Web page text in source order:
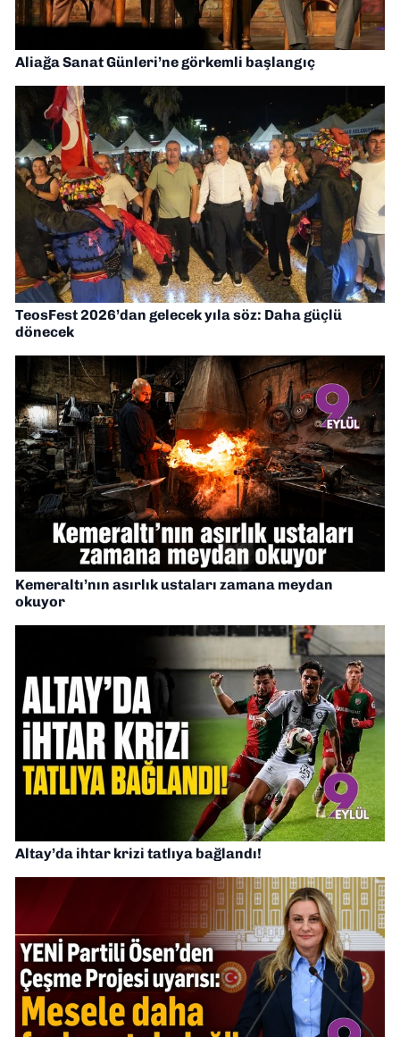
Aliağa Sanat Günleri’ne görkemli başlangıç
TeosFest 2026’dan gelecek yıla söz: Daha güçlü
dönecek
Kemeraltı’nın asırlık ustaları zamana meydan
okuyor
Altay’da ihtar krizi tatlıya bağlandı!